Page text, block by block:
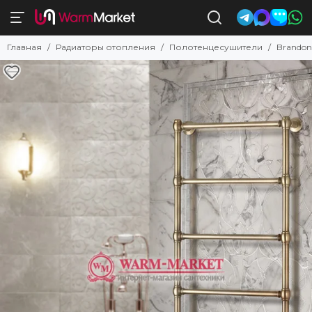
Полотенцесушители
Смотреть все товары
Комбинированные
Водяные с нижним подключением
Электрические с полкой
Водяные с боковым подключением
С низким энергопотреблением
Недорогие электрические
Поворотные
Квадратные и прямоугольные
Черные
Главная Радиаторы отопления Полотенцесушители